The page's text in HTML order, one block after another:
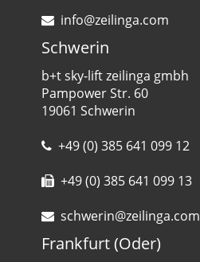
info@zeilinga.com
Schwerin
b+t sky-lift zeilinga gmbh
Pampower Str. 60
19061 Schwerin
+49 (0) 385 641 099 12
+49 (0) 385 641 099 13
schwerin@zeilinga.com
Frankfurt (Oder)